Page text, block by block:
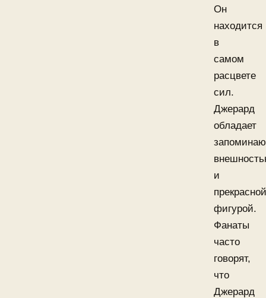
Он
находится
в
самом
расцвете
сил.
Джерард
обладает
и
прекрасной
фигурой.
Фанаты
часто
говорят,
что
Джерард